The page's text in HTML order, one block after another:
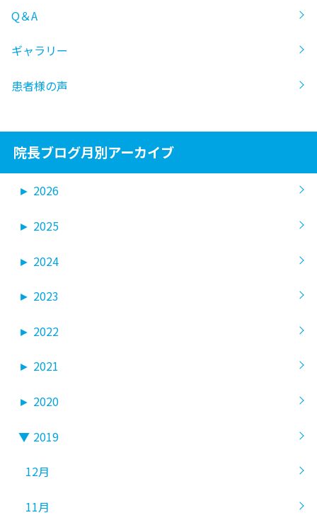
Q＆A
ギャラリー
患者様の声
院長ブログ月別アーカイブ
► 2026
► 2025
► 2024
► 2023
► 2022
► 2021
► 2020
▼ 2019
12月
11月